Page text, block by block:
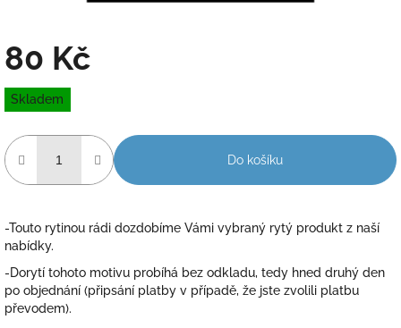
80 Kč
Měrná
cena:
Skladem
Do košíku
-Touto rytinou rádi dozdobíme Vámi vybraný rytý produkt z naší
nabídky.
-Dorytí tohoto motivu probíhá bez odkladu, tedy hned druhý den
po objednání (připsání platby v případě, že jste zvolili platbu
převodem).